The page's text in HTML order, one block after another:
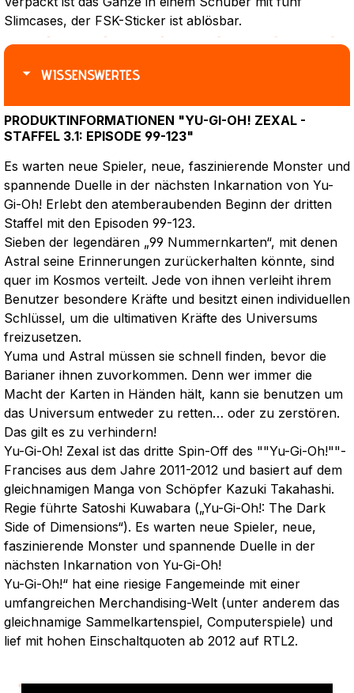
Slimcases, der FSK-Sticker ist ablösbar.
WISSENSWERTES
PRODUKTINFORMATIONEN "YU-GI-OH! ZEXAL -
STAFFEL 3.1: EPISODE 99-123"
Es warten neue Spieler, neue, faszinierende Monster und
spannende Duelle in der nächsten Inkarnation von Yu-
Gi-Oh! Erlebt den atemberaubenden Beginn der dritten
Staffel mit den Episoden 99-123.
Sieben der legendären „99 Nummernkarten“, mit denen
Astral seine Erinnerungen zurückerhalten könnte, sind
quer im Kosmos verteilt. Jede von ihnen verleiht ihrem
Benutzer besondere Kräfte und besitzt einen individuellen
Schlüssel, um die ultimativen Kräfte des Universums
freizusetzen.
Yuma und Astral müssen sie schnell finden, bevor die
Barianer ihnen zuvorkommen. Denn wer immer die
Macht der Karten in Händen hält, kann sie benutzen um
das Universum entweder zu retten… oder zu zerstören.
Das gilt es zu verhindern!
Yu-Gi-Oh! Zexal ist das dritte Spin-Off des ""Yu-Gi-Oh!""-
Francises aus dem Jahre 2011-2012 und basiert auf dem
gleichnamigen Manga von Schöpfer Kazuki Takahashi.
Regie führte Satoshi Kuwabara („Yu-Gi-Oh!: The Dark
Side of Dimensions“). Es warten neue Spieler, neue,
faszinierende Monster und spannende Duelle in der
nächsten Inkarnation von Yu-Gi-Oh!
Yu-Gi-Oh!“ hat eine riesige Fangemeinde mit einer
umfangreichen Merchandising-Welt (unter anderem das
gleichnamige Sammelkartenspiel, Computerspiele) und
lief mit hohen Einschaltquoten ab 2012 auf RTL2.